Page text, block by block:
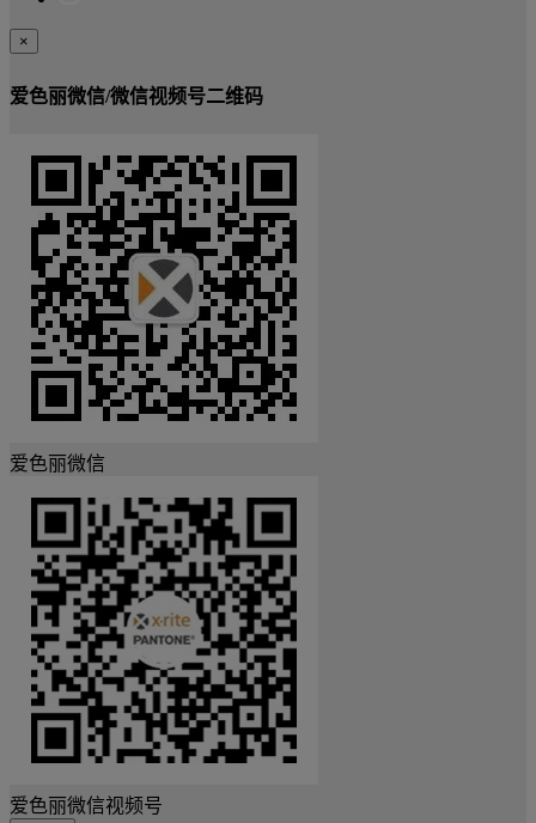
×
爱色丽微信/微信视频号二维码
爱色丽微信
爱色丽微信视频号